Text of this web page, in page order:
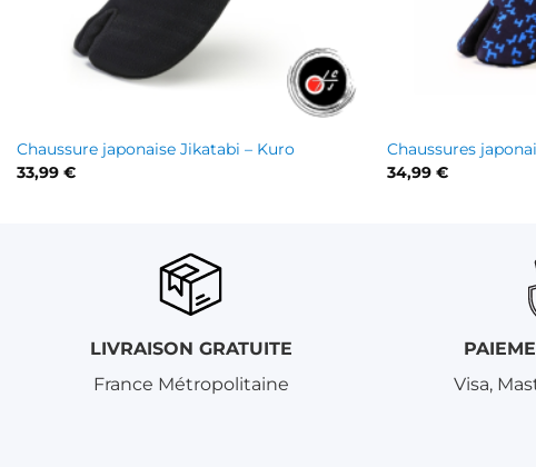
Chaussure japonaise Jikatabi – Kuro
33,99 €
Chaussures
34,99€
LIVRAISON GRATUITE
France Métropolitaine
Visa,